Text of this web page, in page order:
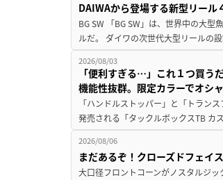
DAIWAから登場する新型リール
BG SW 「BG SW」は、世界中の大
ルだ。 ダイワの次世代大型リールの
2026/08/03
「便利すぎる…」これ１つ買う
機能性抜群。限定カラーでオシ
「ハンドルストッパー」と「トラン
発売される「タックルボックスTB
2026/08/06
まだあるぞ！クローズドフェイ
大口径フロントコーンがノスタルジ